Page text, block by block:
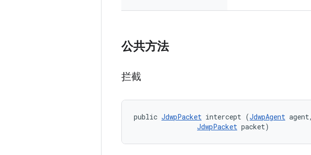
公共方法
拦截
public JdwpPacket intercept (JdwpAgent
JdwpPacket packet)